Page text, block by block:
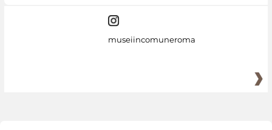
museiincomuneroma